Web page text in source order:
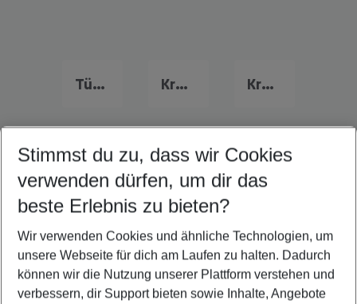
Türkei Urlaub Kroatien Urlaub Kreta Urlaub
Quicklinks
Familienurlaub Goldstrand
Flug & Hotel Goldstrand
Urlaub Goldstrand
Frübucher Angebote Goldstrand für 2026
Stimmst du zu, dass wir Cookies
verwenden dürfen, um dir das
beste Erlebnis zu bieten?
Wir verwenden Cookies und ähnliche Technologien, um
unsere Webseite für dich am Laufen zu halten. Dadurch
können wir die Nutzung unserer Plattform verstehen und
verbessern, dir Support bieten sowie Inhalte, Angebote